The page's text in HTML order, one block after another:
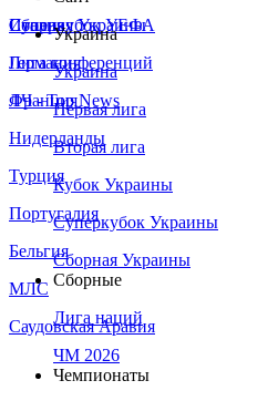
Сборная Украины
Италия
Германия
Франция
Нидерланды
Турция
Португалия
Бельгия
МЛС
Саудовская Аравия
Суперкубок УЕФА
Лига конференций
ЛЧ - Top News
Украина
Украина
Первая лига
Вторая лига
Кубок Украины
Суперкубок Украины
Сборная Украины
Сборные
Лига наций
ЧМ 2026
Чемпионаты